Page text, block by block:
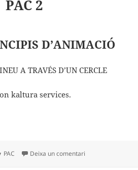
PAC 2
D’ANIMACIÓ
A TRAVÉS D’UN CERCLE
kaltura services.
Categories
PAC Deixa un comentari